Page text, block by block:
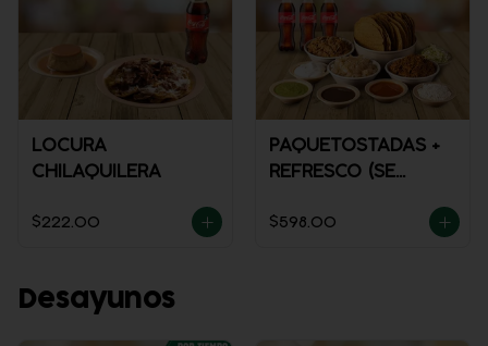
LOCURA
CHILAQUILERA
$222.00
PAQUETOSTADAS +
REFRESCO (SE
$598.00
Desayunos